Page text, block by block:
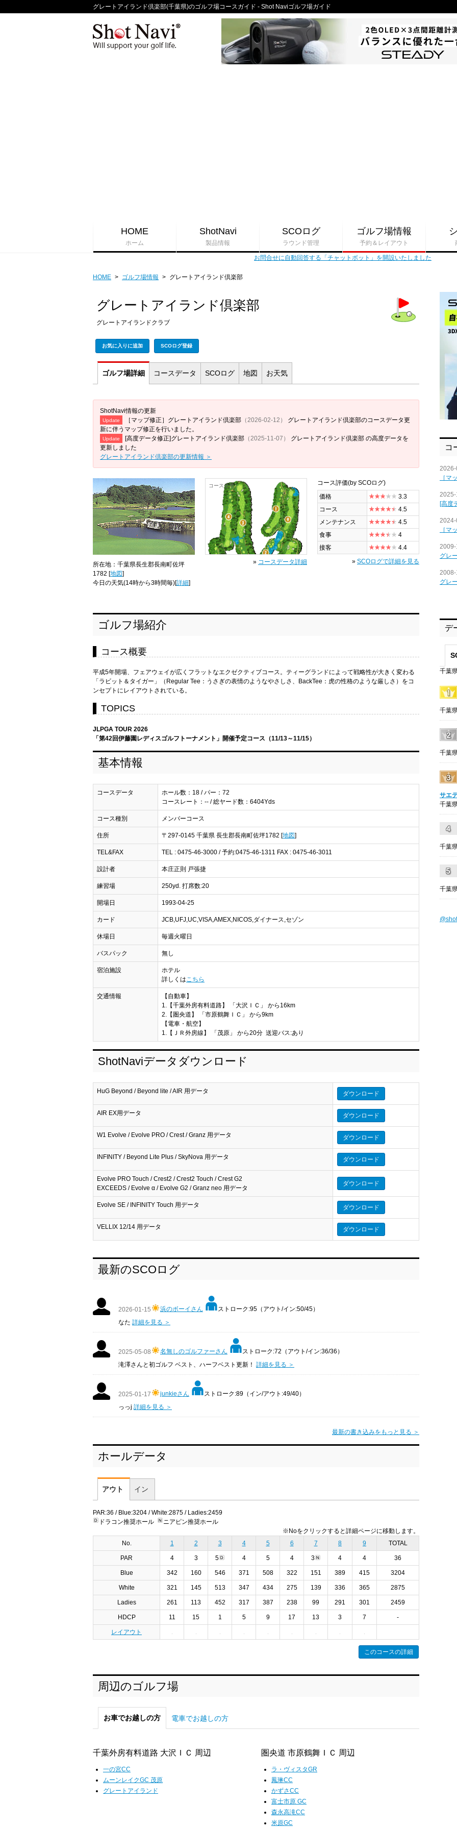
グレートアイランド倶楽部(千葉県)のゴルフ場コースガイド - Shot Naviゴルフ場ガイド
HOME
ホーム
ShotNavi
製品情報
SCOログ
ラウンド管理
ゴルフ場情報
予約＆レイアウト
お問合せに自動回答する「チャットボット」を開設いたしました
HOME > ゴルフ場情報 > グレートアイランド倶楽部
グレートアイランド倶楽部
グレートアイランドクラブ
お気に入りに追加 SCOログ登録
ゴルフ場詳細 コースデータ SCOログ 地図 お天気
ShotNavi情報の更新
Update ［マップ修正］グレートアイランド倶楽部 （2026-02-12）
グレートアイランド倶楽部のコースデータ更
新に伴うマップ修正を行いました。
Update [高度データ修正]グレートアイランド倶楽部 （2025-11-07）
グレートアイランド倶楽部 の高度データを
更新しました
グレートアイランド倶楽部の更新情報 ＞
所在地：千葉県長生郡長南町佐坪
1782 [地図]
今日の天気(14時から3時間毎)[詳細]
コース全景
» コースデータ詳細
コース評価(by SCOログ)
価格
3.3
コース
4.5
メンテナンス
4.5
食事
4
接客
4.4
» SCOログで詳細を見る
ゴルフ場紹介
コース概要
平成5年開場、フェアウェイが広くフラットなエクゼクティブコース。ティーグランドによって戦略性が大きく変わる
「ラビット＆タイガー」（Regular Tee：うさぎの表情のようなやさしさ、BackTee：虎の性格のような厳しさ）をコ
ンセプトにレイアウトされている。
TOPICS
JLPGA TOUR 2026
「第42回伊藤園レディスゴルフトーナメント」開催予定コース（11/13～11/15）
基本情報
コースデータ
ホール数：18 / パー：72
コースレート：-- / 総ヤード数：6404Yds
コース種別 メンバーコース
住所 〒297-0145 千葉県 長生郡長南町佐坪1782 [地図]
TEL&FAX TEL : 0475-46-3000 / 予約:0475-46-1311 FAX : 0475-46-3011
設計者 本庄正則 戸張捷
練習場 250yd. 打席数:20
開場日 1993-04-25
カード JCB,UFJ,UC,VISA,AMEX,NICOS,ダイナース,セゾン
休場日 毎週火曜日
バスパック 無し
宿泊施設
ホテル
詳しくは こちら
交通情報
【自動車】
1.【千葉外房有料道路】 「大沢ＩＣ」 から16km
2.【圏央道】 「市原鶴舞ＩＣ」 から9km
【電車・航空】
1.【ＪＲ外房線】 「茂原」 から20分 送迎バス:あり
ShotNaviデータダウンロード
HuG Beyond / Beyond lite / AIR 用データ ダウンロード
AIR EX用データ ダウンロード
W1 Evolve / Evolve PRO / Crest / Granz 用データ ダウンロード
INFINITY / Beyond Lite Plus / SkyNova 用データ ダウンロード
Evolve PRO Touch / Crest2 / Crest2 Touch / Crest G2
EXCEEDS / Evolve α / Evolve G2 / Granz neo 用データ
ダウンロード
Evolve SE / INFINITY Touch 用データ ダウンロード
VELLIX 12/14 用データ ダウンロード
最新のSCOログ
2026-01-15 浜のボーイさん
ストローク:95（アウト/イン:50/45）
なた 詳細を見る ＞
2025-05-08 名無しのゴルファーさん
ストローク:72（アウト/イン:36/36）
滝澤さんと初ゴルフ ベスト、ハーフベスト更新！ 詳細を見る ＞
2025-01-17 junkieさん
ストローク:89（イン/アウト:49/40）
っっj 詳細を見る ＞
最新の書き込みをもっと見る ＞
ホールデータ
アウト イン
PAR:36 / Blue:3204 / White:2875 / Ladies:2459
ドラコン推奨ホール
ニアピン推奨ホール
※Noをクリックすると詳細ページに移動します。
No.
1 2 3 4 5 6 7 8 9 TOTAL
PAR 4 3 5 4 5 4 3 4 4 36
Blue 342 160 546 371 508 322 151 389 415 3204
White 321 145 513 347 434 275 139 336 365 2875
Ladies 261 113 452 317 387 238 99 291 301 2459
HDCP 11 15 1 5 9 17 13 3 7 -
レイアウト
このコースの詳細
周辺のゴルフ場
お車でお越しの方 電車でお越しの方
千葉外房有料道路 大沢ＩＣ 周辺
一の宮CC
ムーンレイクGC 茂原
グレートアイランド
圏央道 市原鶴舞ＩＣ 周辺
ラ・ヴィスタGR
鳳琳CC
かずさCC
富士市原 GC
森永高滝CC
米原GC
コ
［マ
[高度
［マ
グレ
グレ
デ
千葉
千葉
千葉
サエ
千葉
千葉
千葉